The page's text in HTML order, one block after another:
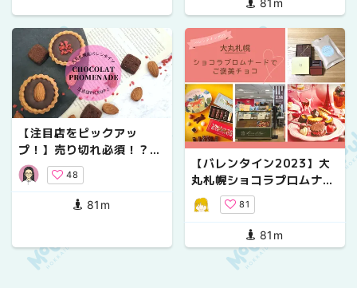
81m
【注目店をピックアッ
プ！】売り切れ必須！？大
丸札幌店バレンタインチョ
コレート
48
81m
【バレンタイン2023】大
丸札幌ショコラプロムナー
ドでご褒美チョコ
81
81m